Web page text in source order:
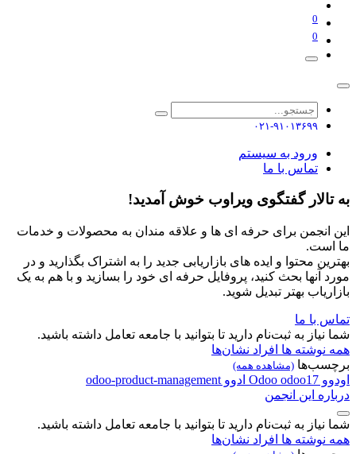
0
0
۰۲۱-۹۱۰۱۳۶۹۹
ورود به سیستم
تماس با ما
به تالار گفتگوی ویراوب خوش آمدید!
این انجمن برای حرفه ای ها و علاقه مندان به محصولات و خدمات
ما است.
بهترین محتوا و ایده های بازاریابی جدید را به اشتراک بگذارید و در
مورد آنها بحث کنید، پروفایل حرفه ای خود را بسازید و با هم به یک
بازاریاب بهتر تبدیل شوید.
تماس با ما
شما نیاز به ثبت‌نام دارید تا بتوانید با جامعه تعامل داشته باشید.
همه نوشته ها افراد نشان‌ها
برچسب‌ها (مشاهده همه)
اودوو Odoo odoo17 ادوو odoo-product-management
درباره این انجمن
شما نیاز به ثبت‌نام دارید تا بتوانید با جامعه تعامل داشته باشید.
همه نوشته ها افراد نشان‌ها